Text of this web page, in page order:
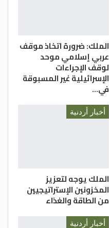
الملك: ضرورة اتخاذ موقف
عربي إسلامي موحد
لوقف الإجراءات
الإسرائيلية غير المسبوقة
في…
أخبار أردنية
الملك يوجه لتعزيز
المخزونين الإستراتيجيين
من الطاقة والغذاء
أخبار أردنية